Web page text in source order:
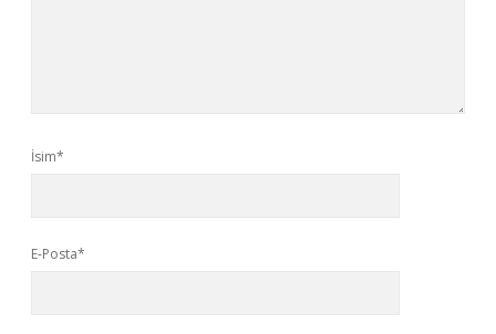
İsim*
E-Posta*